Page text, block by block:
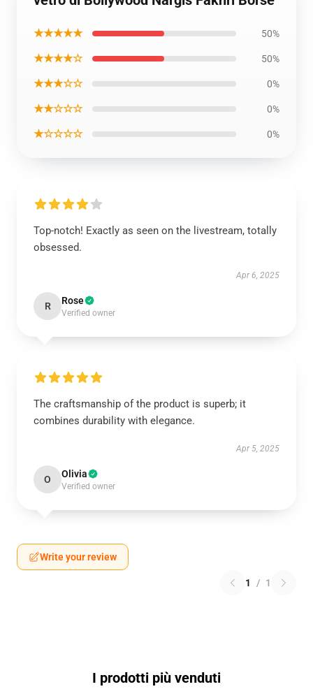
★★★★★ 50%
★★★★☆ 50%
★★★☆☆ 0%
★★☆☆☆ 0%
★☆☆☆☆ 0%
Top-notch! Exactly as seen on the livestream, totally
obsessed.
Apr 6, 2025
R Rose
Verified owner
The craftsmanship of the product is superb; it
combines durability with elegance.
Apr 5, 2025
O Olivia
Verified owner
Write your review
1 / 1
I prodotti più venduti